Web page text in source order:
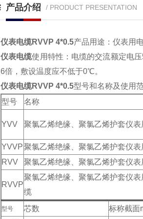
产品介绍 / PRODUCT PRESENTATION
仪表电缆RVVP 4*0.5产品用途：仪表用
仪表电缆使用特性：电缆的交流额定电
6倍，敷设温度应不低于0℃。
仪表电缆RVVP 4*0.5型号和名称及使用
型号
名称
YVV 聚氯乙烯绝缘、聚氯乙烯护套仪表
YVVP聚氯乙烯绝缘、聚氯乙烯护套仪
RVV
聚氯乙烯绝缘、聚氯乙烯护套仪表
RVVP
聚氯乙烯绝缘、聚氯乙烯护套仪
缆
型号 芯数
标称截面